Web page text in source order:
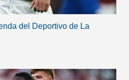
del Deportivo de La